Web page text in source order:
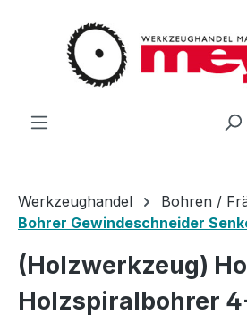
Zum Hauptinhalt springen
Werkzeughandel
Bohren /
Bohrer Gewindeschneider
(Holzwerkzeug)
Holzspiralbohrer